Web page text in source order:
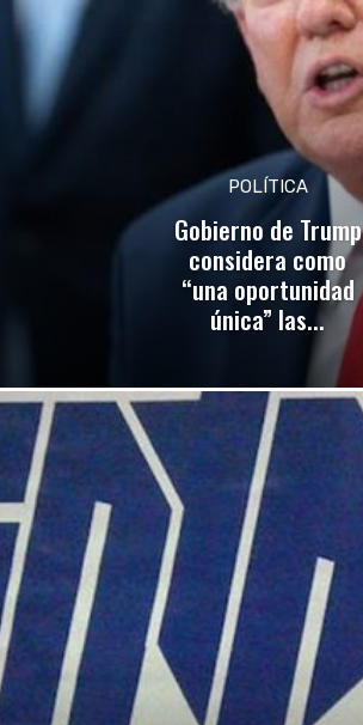
POLÍTICA
Gobierno de Trump
considera como
“una oportunidad
única” las...